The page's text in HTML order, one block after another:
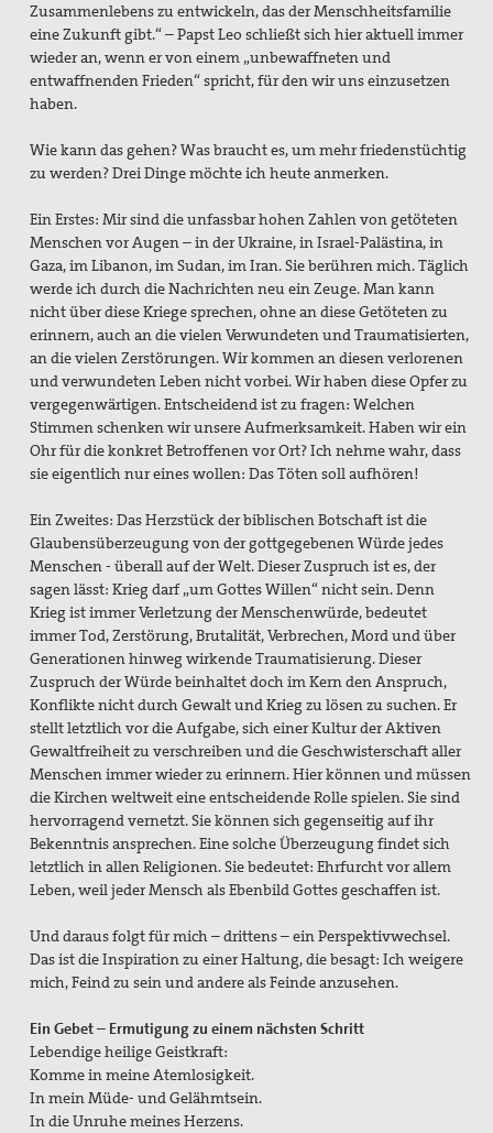
Zusammenlebens zu entwickeln, das der Menschheitsfamilie
eine Zukunft gibt.“ – Papst Leo schließt sich hier aktuell immer
wieder an, wenn er von einem „unbewaffneten und
entwaffnenden Frieden“ spricht, für den wir uns einzusetzen
haben.
Wie kann das gehen? Was braucht es, um mehr friedenstüchtig
zu werden? Drei Dinge möchte ich heute anmerken.
Ein Erstes: Mir sind die unfassbar hohen Zahlen von getöteten
Menschen vor Augen – in der Ukraine, in Israel-Palästina, in
Gaza, im Libanon, im Sudan, im Iran. Sie berühren mich. Täglich
werde ich durch die Nachrichten neu ein Zeuge. Man kann
nicht über diese Kriege sprechen, ohne an diese Getöteten zu
erinnern, auch an die vielen Verwundeten und Traumatisierten,
an die vielen Zerstörungen. Wir kommen an diesen verlorenen
und verwundeten Leben nicht vorbei. Wir haben diese Opfer zu
vergegenwärtigen. Entscheidend ist zu fragen: Welchen
Stimmen schenken wir unsere Aufmerksamkeit. Haben wir ein
Ohr für die konkret Betroffenen vor Ort? Ich nehme wahr, dass
sie eigentlich nur eines wollen: Das Töten soll aufhören!
Ein Zweites: Das Herzstück der biblischen Botschaft ist die
Glaubensüberzeugung von der gottgegebenen Würde jedes
Menschen - überall auf der Welt. Dieser Zuspruch ist es, der
sagen lässt: Krieg darf „um Gottes Willen“ nicht sein. Denn
Krieg ist immer Verletzung der Menschenwürde, bedeutet
immer Tod, Zerstörung, Brutalität, Verbrechen, Mord und über
Generationen hinweg wirkende Traumatisierung. Dieser
Zuspruch der Würde beinhaltet doch im Kern den Anspruch,
Konflikte nicht durch Gewalt und Krieg zu lösen zu suchen. Er
stellt letztlich vor die Aufgabe, sich einer Kultur der Aktiven
Gewaltfreiheit zu verschreiben und die Geschwisterschaft aller
Menschen immer wieder zu erinnern. Hier können und müssen
die Kirchen weltweit eine entscheidende Rolle spielen. Sie sind
hervorragend vernetzt. Sie können sich gegenseitig auf ihr
Bekenntnis ansprechen. Eine solche Überzeugung findet sich
letztlich in allen Religionen. Sie bedeutet: Ehrfurcht vor allem
Leben, weil jeder Mensch als Ebenbild Gottes geschaffen ist.
Und daraus folgt für mich – drittens – ein Perspektivwechsel.
Das ist die Inspiration zu einer Haltung, die besagt: Ich weigere
mich, Feind zu sein und andere als Feinde anzusehen.
Ein Gebet – Ermutigung zu einem nächsten Schritt
Lebendige heilige Geistkraft:
Komme in meine Atemlosigkeit.
In mein Müde- und Gelähmtsein.
In die Unruhe meines Herzens.